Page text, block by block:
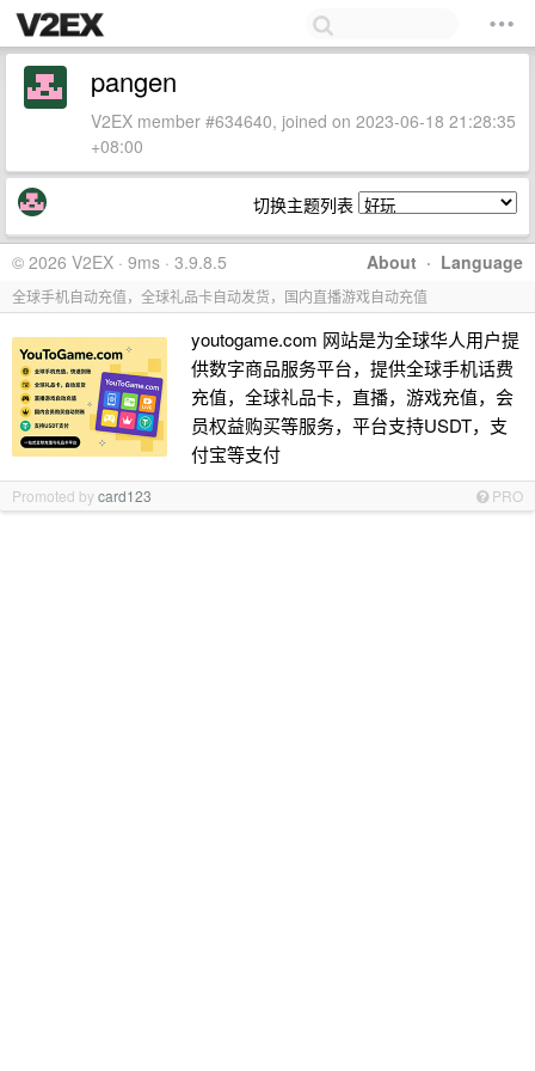
pangen
V2EX member #634640, joined on 2023-06-18 21:28:35
+08:00
切换主题列表
About · Language
© 2026 V2EX · 9ms · 3.9.8.5
全球手机自动充值，全球礼品卡自动发货，国内直播游戏自动充值
youtogame.com 网站是为全球华人用户提
供数字商品服务平台，提供全球手机话费
充值，全球礼品卡，直播，游戏充值，会
员权益购买等服务，平台支持USDT，支
付宝等支付
Promoted bycard123 PRO